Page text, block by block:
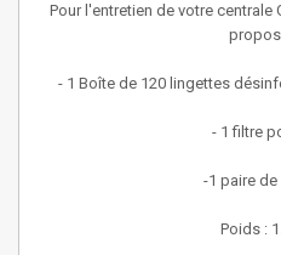
Pour l'entretien de votre centrale
- 1 Boîte de 120 lingettes
- 1 filtre
-1 paire
Poids :